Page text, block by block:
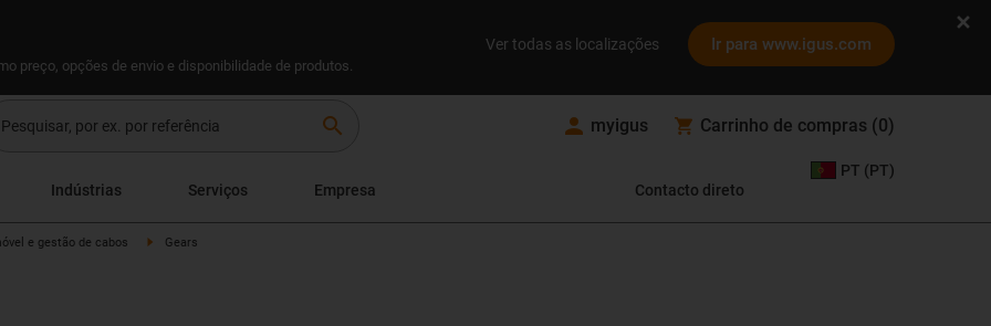
preço, opções de envio e disponibilidade de produtos.
Ver todas as localizações Ir para www.igus.com
search myigus Carrinho de compras (0)
Indústrias Serviços Empresa Contacto direto
PT (PT)
e gestão de cabos Gears